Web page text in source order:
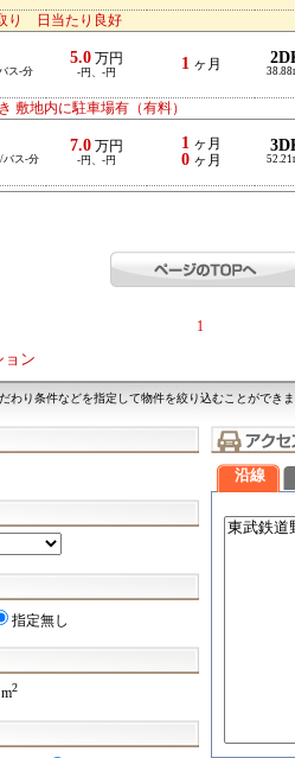
り 日当たり良好
ス-分
5.0 万円
-円、-円 1 ヶ月
敷地内に駐車場有（有料）
バス-分
7.0 万円
-円、-円
1 ヶ月
0ヶ月
1
ョン
わり条件などを指定して物件を絞り込むことができ
指定無し
m2
沿線